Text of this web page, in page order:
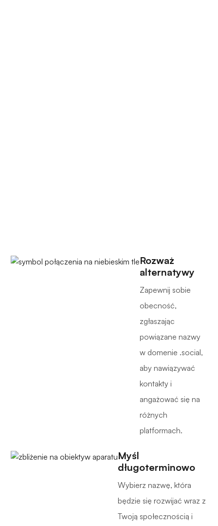
Rozważ
alternatywy
Zapewnij sobie
obecność,
zgłaszając
powiązane nazwy
w domenie .social,
aby nawiązywać
kontakty i
angażować się na
różnych
platformach.
Myśl
długoterminowo
Wybierz nazwę, która
będzie się rozwijać wraz z
Twoją społecznością i